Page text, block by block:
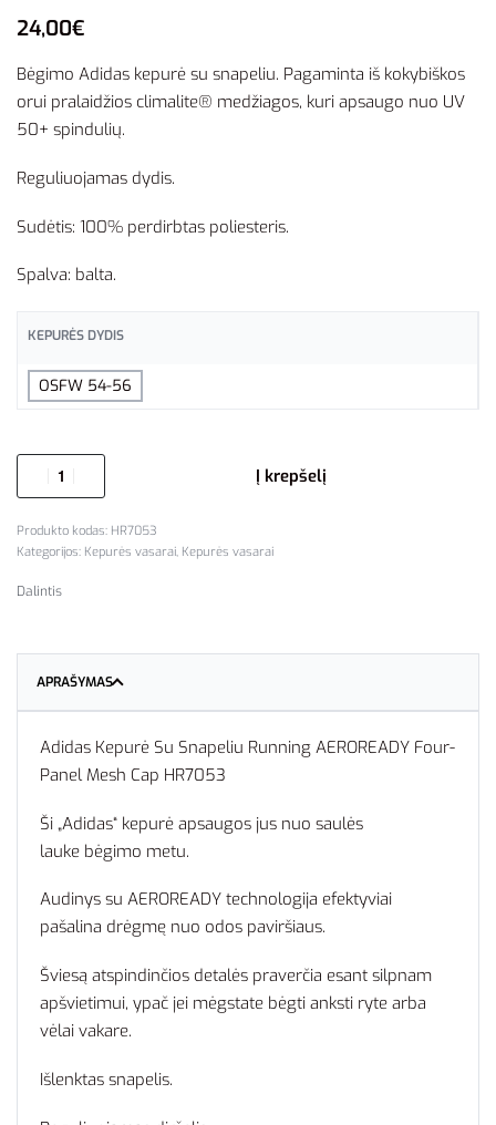
24,00€
Bėgimo Adidas kepurė su snapeliu. Pagaminta iš kokybiškos
orui pralaidžios climalite® medžiagos, kuri apsaugo nuo UV
50+ spindulių.
Reguliuojamas dydis.
Sudėtis: 100% perdirbtas poliesteris.
Spalva: balta.
KEPURĖS DYDIS
OSFW 54-56
Į krepšelį
HR7053
Kategorijos: Kepurės vasarai, Kepurės vasarai
Dalintis
APRAŠYMAS
Adidas Kepurė Su Snapeliu Running AEROREADY Four-
Panel Mesh Cap HR7053
Ši „Adidas“ kepurė apsaugos jus nuo saulės
lauke bėgimo metu.
Audinys su AEROREADY technologija efektyviai
pašalina drėgmę nuo odos paviršiaus.
Šviesą atspindinčios detalės praverčia esant silpnam
apšvietimui, ypač jei mėgstate bėgti anksti ryte arba
vėlai vakare.
Išlenktas snapelis.